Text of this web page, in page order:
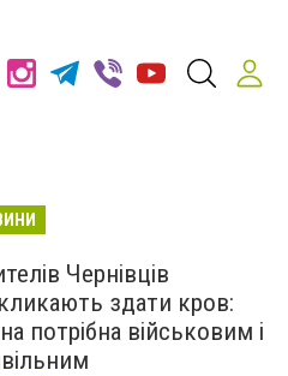
Чернівців
здати кров:
потрібна військовим і